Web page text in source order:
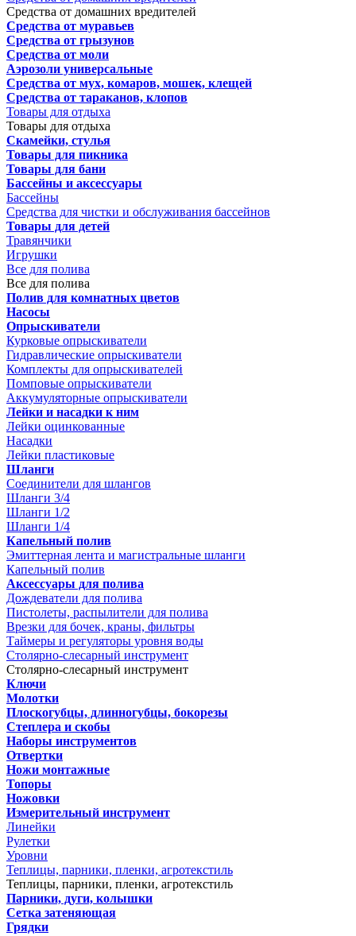
Средства от домашних вредителей
Средства от муравьев
Средства от грызунов
Средства от моли
Аэрозоли универсальные
Средства от мух, комаров, мошек, клещей
Средства от тараканов, клопов
Товары для отдыха
Товары для отдыха
Скамейки, стулья
Товары для пикника
Товары для бани
Бассейны и аксессуары
Бассейны
Средства для чистки и обслуживания бассейнов
Товары для детей
Травянчики
Игрушки
Все для полива
Все для полива
Полив для комнатных цветов
Насосы
Опрыскиватели
Курковые опрыскиватели
Гидравлические опрыскиватели
Комплекты для опрыскивателей
Помповые опрыскиватели
Аккумуляторные опрыскиватели
Лейки и насадки к ним
Лейки оцинкованные
Насадки
Лейки пластиковые
Шланги
Соединители для шлангов
Шланги 3/4
Шланги 1/2
Шланги 1/4
Капельный полив
Эмиттерная лента и магистральные шланги
Капельный полив
Аксессуары для полива
Дождеватели для полива
Пистолеты, распылители для полива
Врезки для бочек, краны, фильтры
Таймеры и регуляторы уровня воды
Столярно-слесарный инструмент
Столярно-слесарный инструмент
Ключи
Молотки
Плоскогубцы, длинногубцы, бокорезы
Степлера и скобы
Наборы инструментов
Отвертки
Ножи монтажные
Топоры
Ножовки
Измерительный инструмент
Линейки
Рулетки
Уровни
Теплицы, парники, пленки, агротекстиль
Теплицы, парники, пленки, агротекстиль
Парники, дуги, колышки
Сетка затеняющая
Грядки